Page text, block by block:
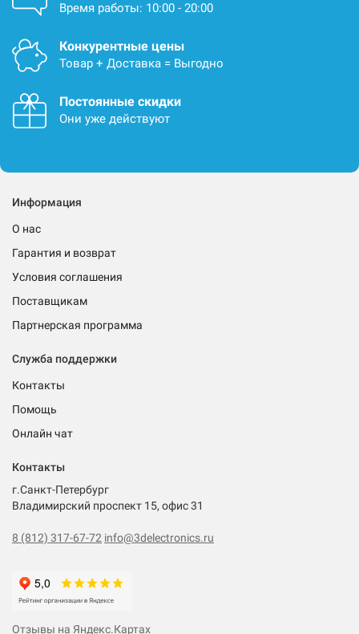
Время работы: 10:00 - 20:00
Конкурентные цены
Товар + Доставка = Выгодно
Постоянные скидки
Они уже действуют
Информация
О нас
Гарантия и возврат
Условия соглашения
Поставщикам
Партнерская программа
Служба поддержки
Контакты
Помощь
Онлайн чат
Контакты
г.Санкт-Петербург
Владимирский проспект 15, офис 31
8 (812) 317-67-72 info@3delectronics.ru
Отзывы на Яндекс.Картах